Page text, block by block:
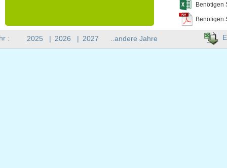
Benötigen
Benötigen
: 2025 | 2026 | 2027 ..andere Jahre